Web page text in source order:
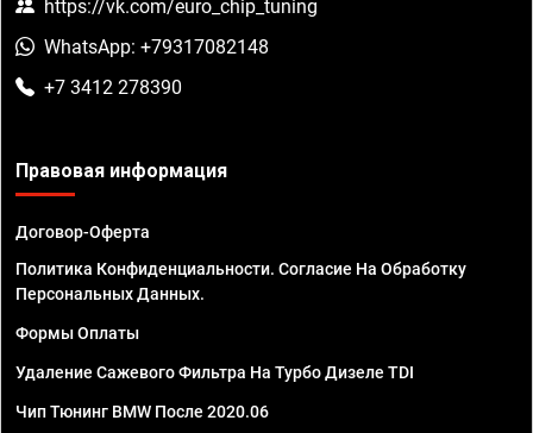
https://vk.com/euro_chip_tuning
WhatsApp: +79317082148
+7 3412 278390
Правовая информация
Договор-Оферта
Политика Конфиденциальности. Согласие На Обработку
Персональных Данных.
Формы Оплаты
Удаление Сажевого Фильтра На Турбо Дизеле TDI
Чип Тюнинг BMW После 2020.06